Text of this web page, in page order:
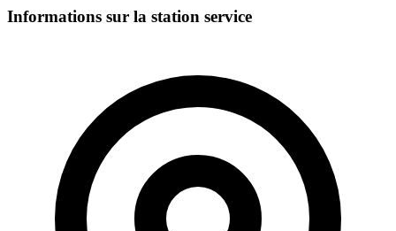
Informations sur la station service